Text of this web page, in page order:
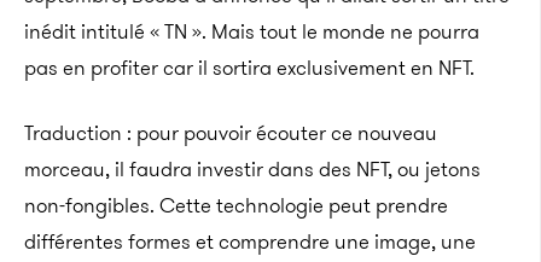
inédit intitulé « TN ». Mais tout le monde ne pourra
pas en profiter car il sortira exclusivement en NFT.
Traduction : pour pouvoir écouter ce nouveau
morceau, il faudra investir dans des NFT, ou jetons
non-fongibles. Cette technologie peut prendre
différentes formes et comprendre une image, une